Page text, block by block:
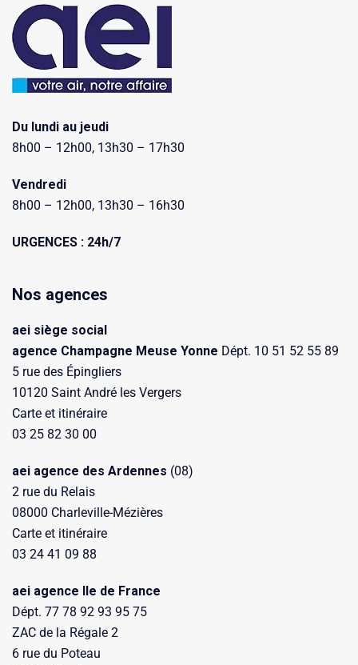
Du lundi au jeudi
8h00 – 12h00, 13h30 – 17h30
Vendredi
8h00 – 12h00, 13h30 – 16h30
URGENCES : 24h/7
Nos agences
aei siège social
agence Champagne Meuse Yonne Dépt. 10 51 52 55 89
5 rue des Épingliers
10120 Saint André les Vergers
Carte et itinéraire
03 25 82 30 00
aei agence des Ardennes (08)
2 rue du Relais
08000 Charleville-Mézières
Carte et itinéraire
03 24 41 09 88
aei agence Ile de France
Dépt. 77 78 92 93 95 75
ZAC de la Régale 2
6 rue du Poteau